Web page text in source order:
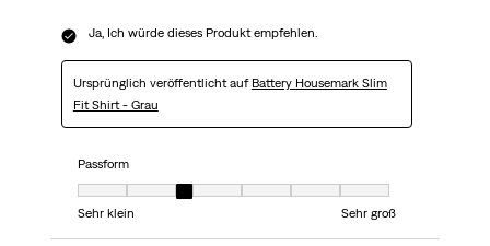
Ja, Ich würde dieses Produkt empfehlen.
Ursprünglich veröffentlicht auf Battery Housemark Slim
Fit Shirt - Grau
Passform
Passform, 3 von 7, wobei 1 gleich Sehr klein ist und 7 gleich Sehr groß
Sehr klein
Sehr groß